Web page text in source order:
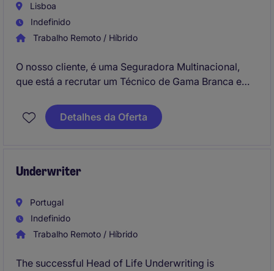
Lisboa
Indefinido
Trabalho Remoto / Híbrido
O nosso cliente, é uma Seguradora Multinacional,
que está a recrutar um Técnico de Gama Branca e
português e espanhol. Terá como principal
responsabilidade realizar a avaliação e gestão de
serviços e agentes envolvidos.
Detalhes da Oferta
Underwriter
Portugal
Indefinido
Trabalho Remoto / Híbrido
The successful Head of Life Underwriting is